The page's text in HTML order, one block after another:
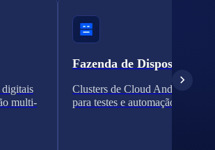
multi-
Fazenda de Dispositivos
Clusters de Cloud Android
para testes e automação.